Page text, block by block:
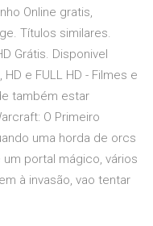
Online gratis,
Títulos similares.
Grátis. Disponivel
e FULL HD - Filmes e
também estar
O Primeiro
uma horda de orcs
portal mágico, vários
à invasão, vao tentar